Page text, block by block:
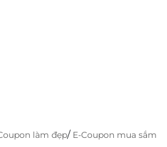
nhé!
làm đẹp/ E-Coupon mua sắm